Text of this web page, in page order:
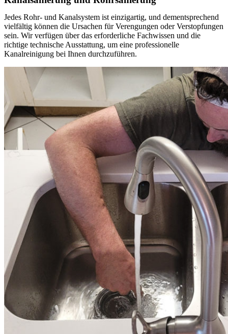
Jedes Rohr- und Kanalsystem ist einzigartig, und dementsprechend
vielfältig können die Ursachen für Verengungen oder Verstopfungen
sein. Wir verfügen über das erforderliche Fachwissen und die
richtige technische Ausstattung, um eine professionelle
Kanalreinigung bei Ihnen durchzuführen.